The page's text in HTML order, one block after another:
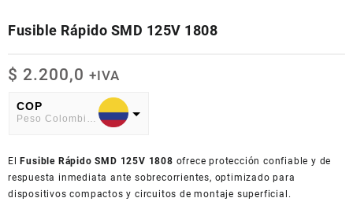
Fusible Rápido SMD 125V 1808
$ 2.200,0 +IVA
COP
Peso Colombiano
American Dollar
El Fusible Rápido SMD 125V 1808 ofrece protección confiable y de
respuesta inmediata ante sobrecorrientes, optimizado para
dispositivos compactos y circuitos de montaje superficial.